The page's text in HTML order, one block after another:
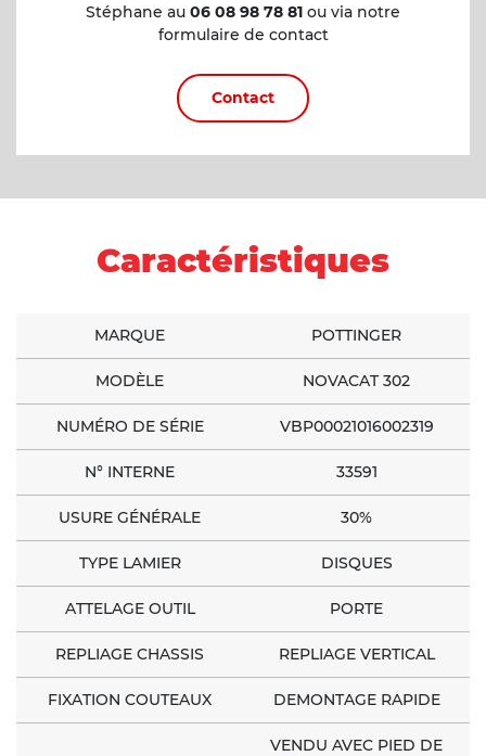
Stéphane au 06 08 98 78 81 ou via notre
formulaire de contact
Contact
Caractéristiques
MARQUE POTTINGER
MODÈLE NOVACAT 302
NUMÉRO DE SÉRIE VBP00021016002319
N° INTERNE 33591
USURE GÉNÉRALE 30%
TYPE LAMIER DISQUES
ATTELAGE OUTIL PORTE
REPLIAGE CHASSIS REPLIAGE VERTICAL
FIXATION COUTEAUX DEMONTAGE RAPIDE
VENDU AVEC PIED DE